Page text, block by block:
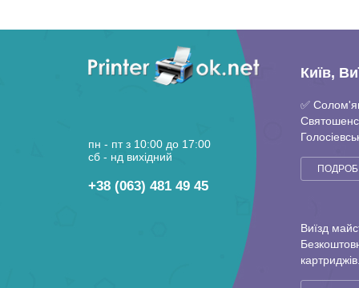
пн - пт з 10:00 до 17:00
сб - нд вихідний
+38 (063) 481 49 45
Київ,
✅
Виїзд